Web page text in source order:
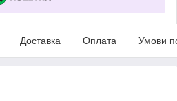
Доставка Оплата Умови